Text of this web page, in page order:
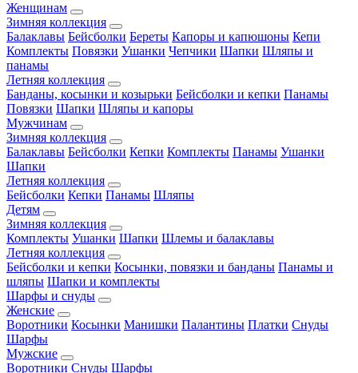
Женщинам
Зимняя коллекция
Балаклавы Бейсболки Береты Капоры и капюшоны Кепи
Комплекты Повязки Ушанки Чепчики Шапки Шляпы и
панамы
Летняя коллекция
Банданы, косынки и козырьки Бейсболки и кепки Панамы
Повязки Шапки Шляпы и капоры
Мужчинам
Зимняя коллекция
Балаклавы Бейсболки Кепки Комплекты Панамы Ушанки
Шапки
Летняя коллекция
Бейсболки Кепки Панамы Шляпы
Детям
Зимняя коллекция
Комплекты Ушанки Шапки Шлемы и балаклавы
Летняя коллекция
Бейсболки и кепки Косынки, повязки и банданы Панамы и
шляпы Шапки и комплекты
Шарфы и снуды
Женские
Воротники Косынки Манишки Палантины Платки Снуды
Шарфы
Мужские
Воротники Снуды Шарфы